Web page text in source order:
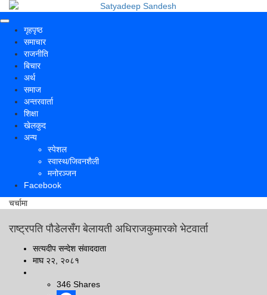
गृहपृष्ठ
समाचार
राजनीति
बिचार
अर्थ
समाज
अन्तरवार्ता
शिक्षा
खेलकुद
अन्य
स्पेशल
स्वास्थ/जिवनशैली
मनोरञ्जन
Facebook
चर्चामा
राष्ट्रपति पौडेलसँग बेलायती अधिराजकुमारको भेटवार्ता
सत्यदीप सन्देश संवाददाता
माघ २२, २०८१
346 Shares